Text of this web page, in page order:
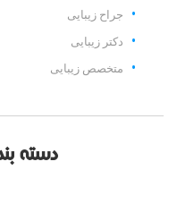
جراح زیبایی
دکتر زیبایی
متخصص زیبایی
دسته